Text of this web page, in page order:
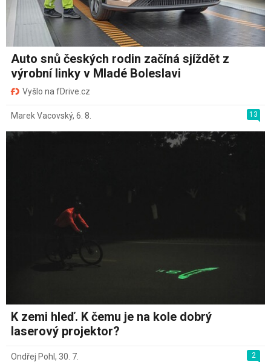
Auto snů českých rodin začíná sjíždět z
výrobní linky v Mladé Boleslavi
Vyšlo na fDrive.cz
13
Marek Vacovský, 6. 8.
K zemi hleď. K čemu je na kole dobrý
laserový projektor?
2
Ondřej Pohl , 30. 7.